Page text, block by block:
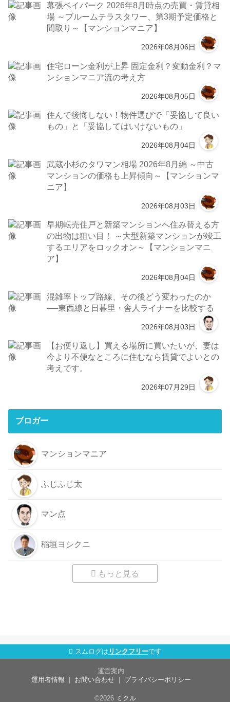
幕張ベイパーク 2026年8月時点の売買・賃貸相
場 ～ブルームテラスタワー、第3期予定価格と
間取り～【マンションマニア】
2026年08月06日
住宅ローン金利が上昇 固定金利？変動金利？マ
ンションマニア流の考え方
2026年08月05日
住んで後悔しない！物件選びで「妥協して良い
もの」と「妥協してはいけないもの」
2026年08月04日
武蔵小杉のタワマン相場 2026年8月編 ～中古
マンションの価格も上昇傾向～【マンションマ
ニア】
2026年08月03日
早期転売住戸と新築マンションへ住み替える方
の出物は狙い目！ ～大型新築マンションが竣工
するエリアをロックオン～【マンションマニ
ア】
2026年08月04日
混雑率トップ路線、その後どう変わったのか
──東西線と日暮里・舎人ライナーを比較する
2026年08月03日
【お便り返し】買える場所に買いたいが、妻は
今より不便なところに住むなら賃貸でよいとの
考えです。
2026年07月29日
ブロガー
マンションマニア
ふじふじ太
マン点
稲垣ヨシクニ
もっと見る
スムログは リンクフリーです
運営案内
運用者情報
お問い合わせ プライバシーポリシー
©2026 ミクル